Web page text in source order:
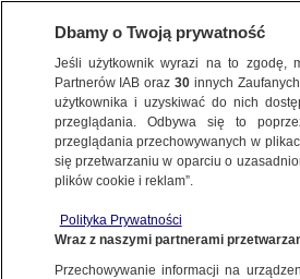
WARSZAWA
BIAŁOŁĘKA
przypominającym broń
płonącego centrum
Dbamy o Twoją prywatność
Jeśli użytkownik wyrazi na to zgodę,
Partnerów IAB oraz30 innych
użytkownika i uzyskiwać do nich
przeglądania. Odbywa się to
przeglądania przechowywanych w
się przetwarzaniu w oparciu o
plików cookie i reklam”.
Polityka Prywatności
Wraz z naszymi partnerami
Przechowywanie informacji na